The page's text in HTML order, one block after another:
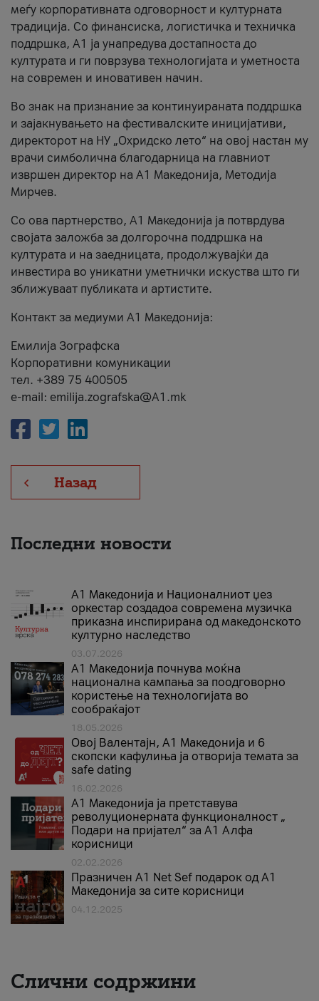
меѓу корпоративната одговорност и културната
традиција. Со финансиска, логистичка и техничка
поддршка, A1 ја унапредува достапноста до
културата и ги поврзува технологијата и уметноста
на современ и иновативен начин.
Во знак на признание за континуираната поддршка
и зајакнувањето на фестивалските иницијативи,
директорот на НУ „Охридско лето“ на овој настан му
врачи симболична благодарница на главниот
извршен директор на A1 Македонија, Методија
Мирчев.
Со ова партнерство, A1 Македонија ја потврдува
својата заложба за долгорочна поддршка на
културата и на заедницата, продолжувајќи да
инвестира во уникатни уметнички искуства што ги
зближуваат публиката и артистите.
Контакт за медиуми А1 Македонија:
Емилија Зографска
Корпоративни комуникации
тел. +389 75 400505
e-mail: emilija.zografska@A1.mk
Назад
Последни новости
А1 Македонија и Националниот џез
оркестар создадоа современа музичка
приказна инспирирана од македонското
културно наследство
03.07.2026
A1 Македонија почнува моќна
национална кампања за поодговорно
користење на технологијата во
сообраќајот
18.05.2026
Овој Валентајн, A1 Македонија и 6
скопски кафулиња ја отворија темата за
safe dating
16.02.2026
А1 Македонија ја претставува
револуционерната функционалност „
Подари на пријател“ за А1 Алфа
корисници
02.02.2026
Празничен A1 Net Sеf подарок од А1
Македонија за сите корисници
04.12.2025
Слични содржини